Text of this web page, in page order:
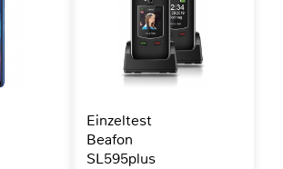
Einzeltest
Beafon
SL595plus